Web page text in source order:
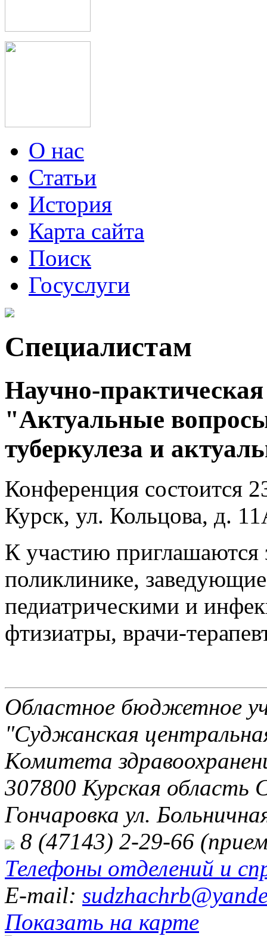
О нас
Статьи
История
Карта сайта
Поиск
Госуслуги
Специалистам
Научно-
"Актуальные
туберкулеза и
Конференция состоится
Курск, ул. Кольцова, д.
К участию приглашаются
поликлинике,
педиатрическими и
фтизиатры, врачи-
Областное бюджетное
"Суджанская
Комитета
307800 Курская область
Гончаровка ул.
8 (47143) 2-29-66
Телефоны отделений и
E-mail:
Показать на карте